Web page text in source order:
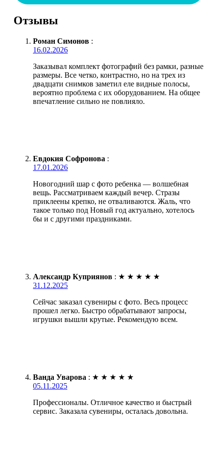
Отзывы
Роман Симонов :
16.02.2026
Заказывал комплект фотографий без рамки, разные
размеры. Все четко, контрастно, но на трех из
двадцати снимков заметил еле видные полосы,
вероятно проблема с их оборудованием. На общее
впечатление сильно не повлияло.
Евдокия Софронова :
17.01.2026
Новогодний шар с фото ребенка — волшебная
вещь. Рассматриваем каждый вечер. Стразы
приклеены крепко, не отваливаются. Жаль, что
такое только под Новый год актуально, хотелось
бы и с другими праздниками.
Александр Куприянов : ★ ★ ★ ★ ★
31.12.2025
Сейчас заказал сувениры с фото. Весь процесс
прошел легко. Быстро обрабатывают запросы,
игрушки вышли крутые. Рекомендую всем.
Ванда Уварова : ★ ★ ★ ★ ★
05.11.2025
Профессионалы. Отличное качество и быстрый
сервис. Заказала сувениры, осталась довольна.